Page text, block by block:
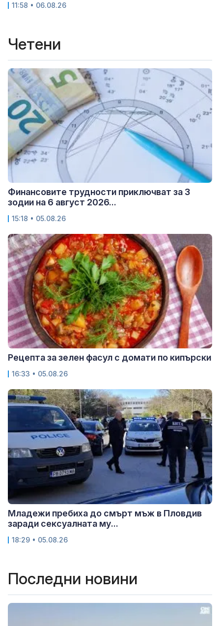
11:58 • 06.08.26
Четени
Финансовите трудности приключват за 3
зодии на 6 август 2026...
15:18 • 05.08.26
Рецепта за зелен фасул с домати по кипърски
16:33 • 05.08.26
Младежи пребиха до смърт мъж в Пловдив
заради сексуалната му...
18:29 • 05.08.26
Последни новини